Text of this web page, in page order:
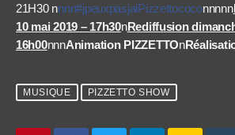
21H30 nnnn#jpeuxpasjaiPizzettococonnnnn
10 mai 2019 – 17h30nRediffusion
16h00nnnAnimation PIZZETTOn
MUSIQUE PIZZETTO SHOW